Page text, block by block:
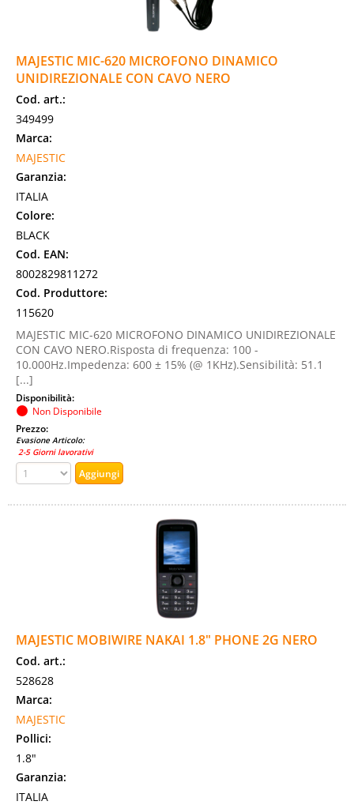
MAJESTIC MIC-620 MICROFONO DINAMICO
UNIDIREZIONALE CON CAVO NERO
Cod. art.:
349499
Marca:
MAJESTIC
Garanzia:
ITALIA
Colore:
BLACK
Cod. EAN:
8002829811272
Cod. Produttore:
115620
MAJESTIC MIC-620 MICROFONO DINAMICO UNIDIREZIONALE
CON CAVO NERO.Risposta di frequenza: 100 -
10.000Hz.Impedenza: 600 ± 15% (@ 1KHz).Sensibilità: 51.1
[...]
Disponibilità:
Non Disponibile
Prezzo:
Evasione Articolo:
2-5 Giorni lavorativi
MAJESTIC MOBIWIRE NAKAI 1.8" PHONE 2G NERO
Cod. art.:
528628
Marca:
MAJESTIC
Pollici:
1.8"
Garanzia:
ITALIA